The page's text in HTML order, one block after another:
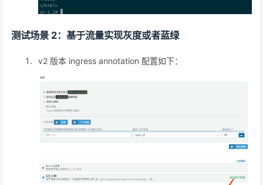
测试场景 2：基于流量实现灰度或者蓝绿
v2 版本 ingress annotation 配置如下：